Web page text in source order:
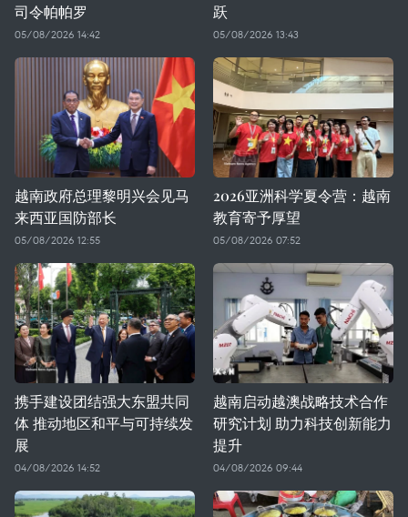
司令帕帕罗
05/08/2026 14:42
跃
05/08/2026 13:43
越南政府总理黎明兴会见马
来西亚国防部长
05/08/2026 12:55
2026亚洲科学夏令营：越南
教育寄予厚望
05/08/2026 07:52
携手建设团结强大东盟共同
体 推动地区和平与可持续发
展
04/08/2026 14:52
越南启动越澳战略技术合作
研究计划 助力科技创新能力
提升
04/08/2026 09:44